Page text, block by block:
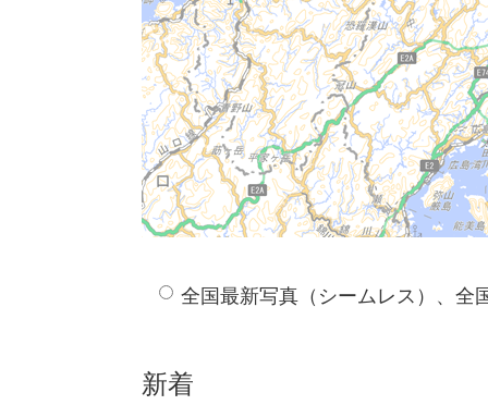
全国最新写真（シームレス）、全
新着